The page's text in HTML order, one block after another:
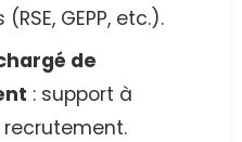
GEPP, etc.).
de
: support à
recrutement.